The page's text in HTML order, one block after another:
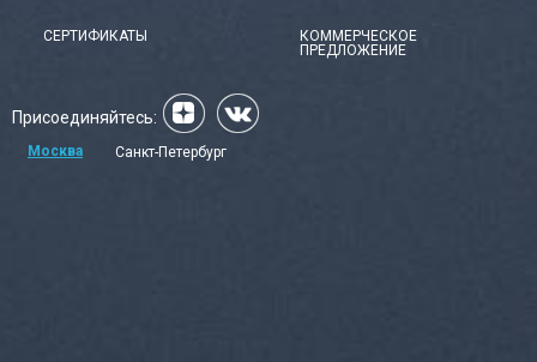
СЕРТИФИКАТЫ
КОММЕРЧЕСКОЕ
ПРЕДЛОЖЕНИЕ
Присоединяйтесь:
Москва Санкт-Петербург